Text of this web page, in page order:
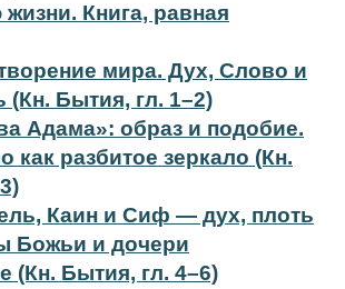
Книга, равная
мира. Дух, Слово и
(Кн. Бытия, гл. 1–2)
Адама»: образ и подобие.
как разбитое зеркало (Кн.
Каин и Сиф — дух, плоть
Божьи и дочери
(Кн. Бытия, гл. 4–6)